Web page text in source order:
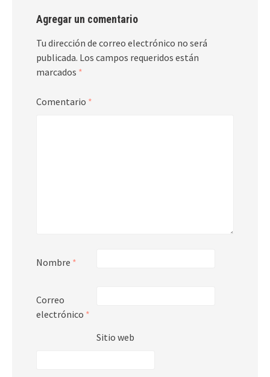
Agregar un comentario
Tu dirección de correo electrónico no será
publicada. Los campos requeridos están
marcados *
Comentario *
Nombre *
Correo
electrónico *
Sitio web